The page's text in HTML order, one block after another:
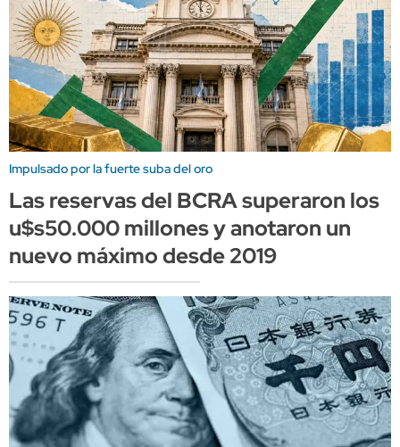
Impulsado por la fuerte suba del oro
Las reservas del BCRA superaron los
u$s50.000 millones y anotaron un
nuevo máximo desde 2019